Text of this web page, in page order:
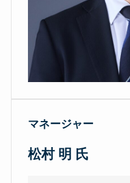
マネージャー
松村 明 氏